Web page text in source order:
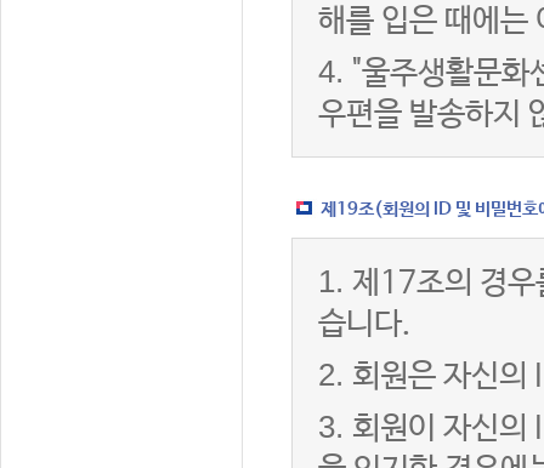
해를 입은 때에는
4. "울주생활문화
우편을 발송하지
제19조(회원의 ID 및 비밀번호
1. 제17조의 경우
습니다.
2. 회원은 자신의
3. 회원이 자신의